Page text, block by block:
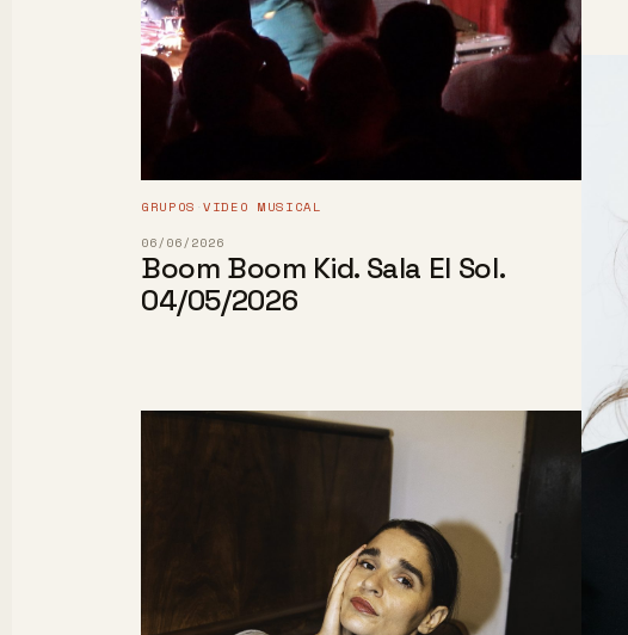
GRUPOS · VIDEO MUSICAL
06/06/2026
Boom Boom Kid. Sala El Sol.
04/05/2026